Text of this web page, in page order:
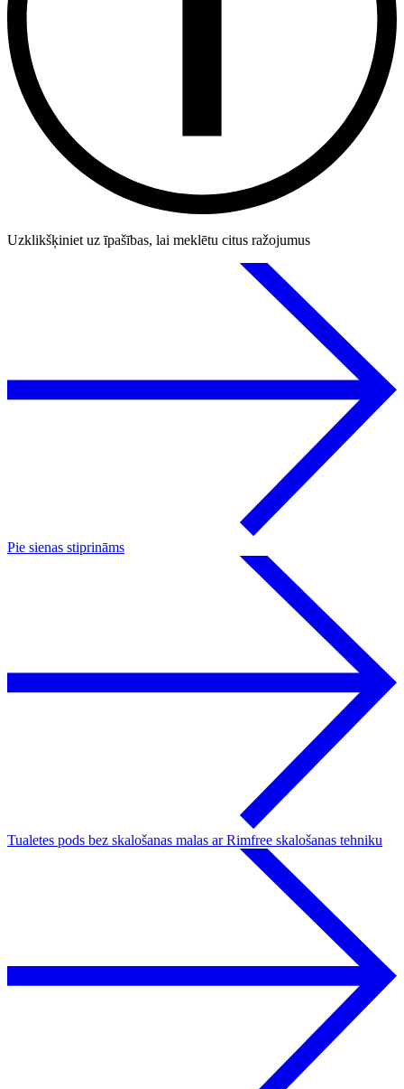
Uzklikšķiniet uz īpašības, lai meklētu citus ražojumus
Pie sienas stiprināms
Tualetes pods bez skalošanas malas ar Rimfree skalošanas tehniku